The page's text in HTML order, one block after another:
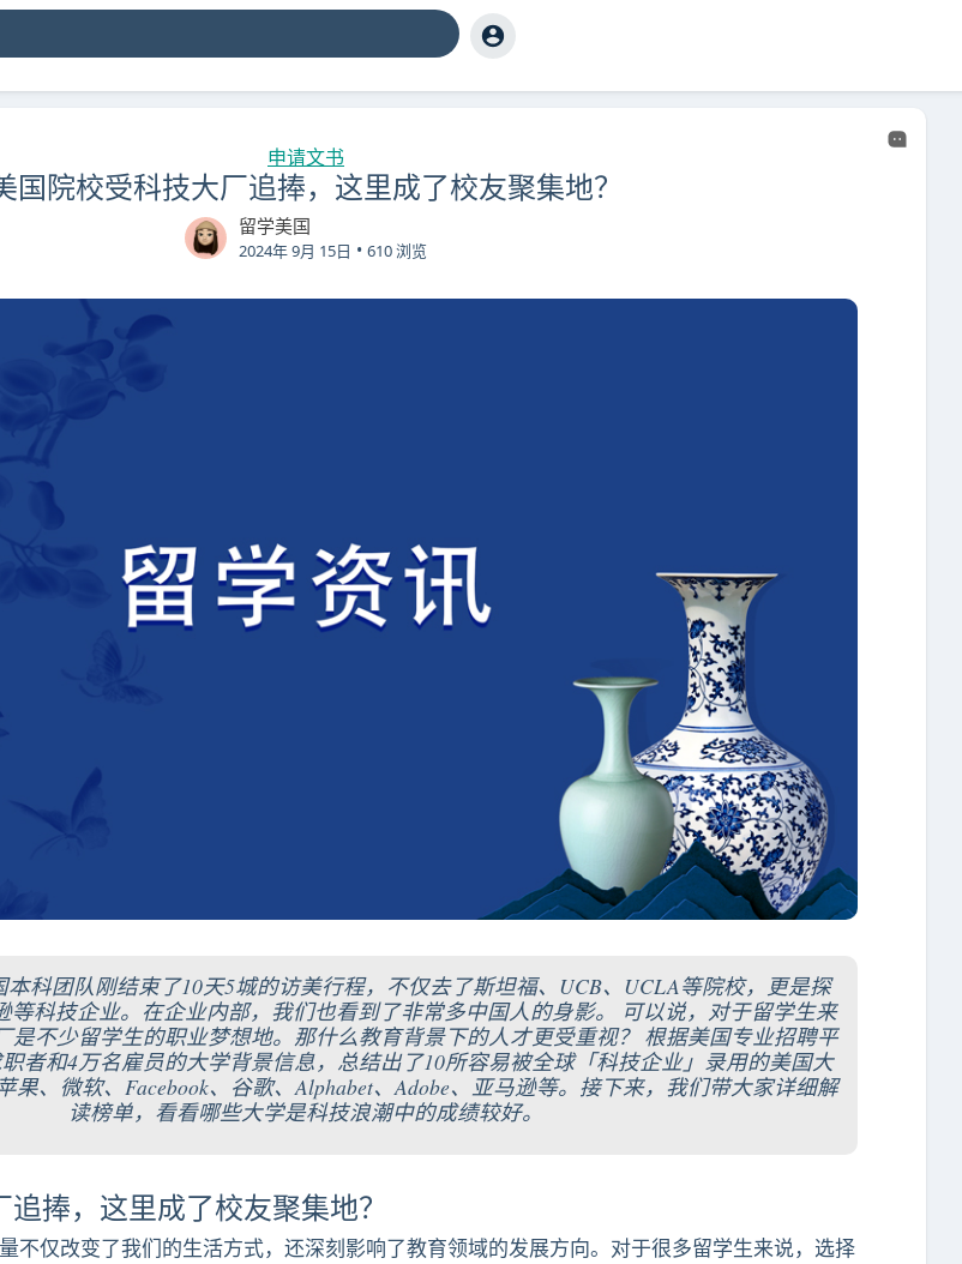
申请文书
国院校受科技大厂追捧，这里成了校友聚集地？
留学美国
2024年 9月 15日 • 610 浏览
科团队刚结束了10天5城的访美行程，不仅去了斯坦福、UCB、UCLA等院校，更是探
等科技企业。在企业内部，我们也看到了非常多中国人的身影。 可以说，对于留学生来
是不少留学生的职业梦想地。那什么教育背景下的人才更受重视？ 根据美国专业招聘平
者和4万名雇员的大学背景信息，总结出了10所容易被全球「科技企业」录用的美国大
果、微软、Facebook、谷歌、Alphabet、Adobe、亚马逊等。接下来，我们带大家详细解
读榜单，看看哪些大学是科技浪潮中的成绩较好。
捧，这里成了校友聚集地？
不仅改变了我们的生活方式，还深刻影响了教育领域的发展方向。对于很多留学生来说，选择